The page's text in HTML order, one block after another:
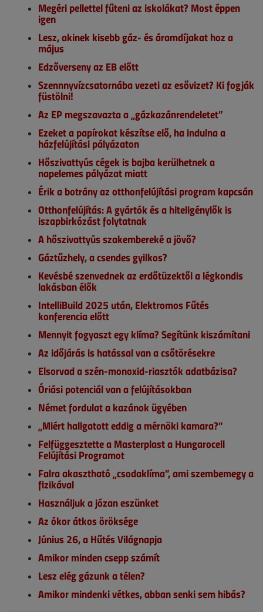
Megéri pellettel fűteni az iskolákat? Most éppen
igen
Lesz, akinek kisebb gáz- és áramdíjakat hoz a
május
Edzőverseny az EB előtt
Szennnyvízcsatornába vezeti az esővizet? Ki fogják
füstölni!
Az EP megszavazta a „gázkazánrendeletet”
Ezeket a papírokat készítse elő, ha indulna a
házfelújítási pályázaton
Hőszivattyús cégek is bajba kerülhetnek a
napelemes pályázat miatt
Érik a botrány az otthonfelújítási program kapcsán
Otthonfelújítás: A gyártók és a hiteligénylők is
iszapbirkózást folytatnak
A hőszivattyús szakembereké a jövő?
Gáztűzhely, a csendes gyilkos?
Kevésbé szenvednek az erdőtüzektől a légkondis
lakásban élők
IntelliBuild 2025 után, Elektromos Fűtés
konferencia előtt
Mennyit fogyaszt egy klíma? Segítünk kiszámítani
Az időjárás is hatással van a csőtörésekre
Elsorvad a szén-monoxid-riasztók adatbázisa?
Óriási potenciál van a felújításokban
Német fordulat a kazánok ügyében
„Miért hallgatott eddig a mérnöki kamara?”
Felfüggesztette a Masterplast a Hungarocell
Felújítási Programot
Falra akasztható „csodaklíma”, ami szembemegy a
fizikával
Használjuk a józan eszünket
Az ókor átkos öröksége
Június 26, a Hűtés Világnapja
Amikor minden csepp számít
Lesz elég gázunk a télen?
Amikor mindenki vétkes, abban senki sem hibás?